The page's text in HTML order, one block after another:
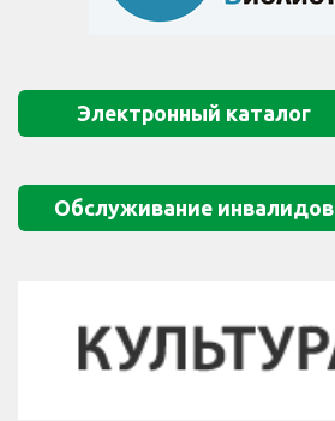
Электронный каталог
Обслуживание инвалидов